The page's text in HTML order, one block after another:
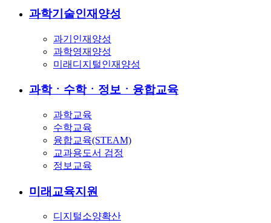
과학기술인재양성
과기인재양성
과학영재양성
미래디지털인재양성
과학ㆍ수학ㆍ정보ㆍ융합교육
과학교육
수학교육
융합교육(STEAM)
교과용도서 검정
정보교육
미래교육지원
디지털소양확산